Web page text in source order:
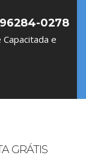
96284-0278
e
GRÁTIS